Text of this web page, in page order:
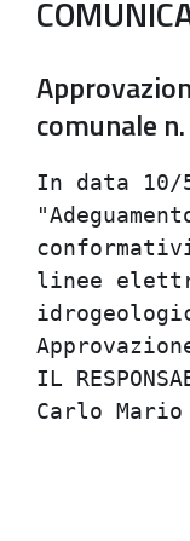
comunale
In data 10/
linee
IL